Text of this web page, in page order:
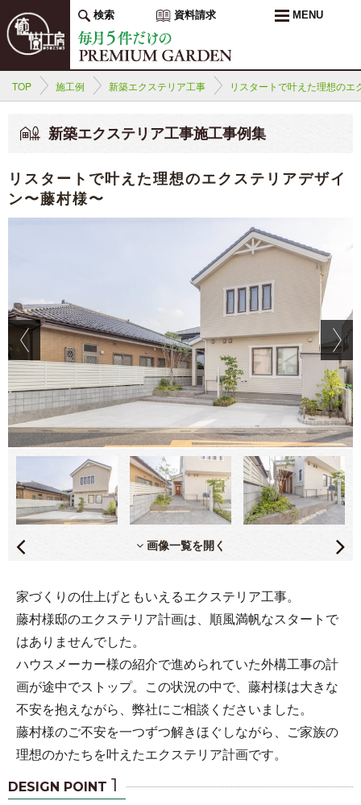
検索 資料請求 MENU
TOP 施工例 新築エクステリア工事 リスタートで叶えた理想の
新築エクステリア工事施工事例集
リスタートで叶えた理想のエクステリアデザイ
ン〜藤村様〜
画像一覧を開く
家づくりの仕上げともいえるエクステリア工事。
藤村様邸のエクステリア計画は、順風満帆なスタートで
はありませんでした。
ハウスメーカー様の紹介で進められていた外構工事の計
画が途中でストップ。この状況の中で、藤村様は大きな
不安を抱えながら、弊社にご相談くださいました。
藤村様のご不安を一つずつ解きほぐしながら、ご家族の
理想のかたちを叶えたエクステリア計画です。
DESIGN POINT 1